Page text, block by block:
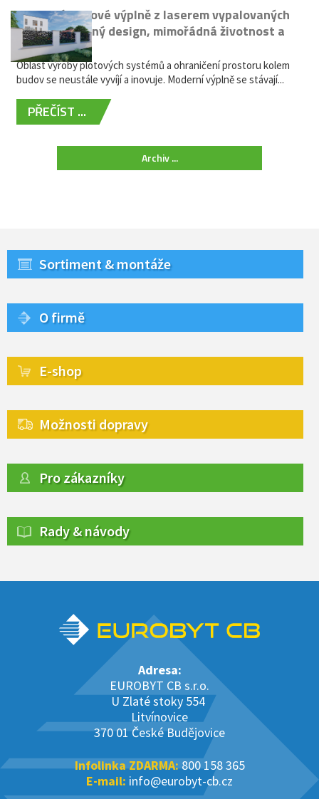
Moderní plotové výplně z laserem vypalovaných
kovů: výjimečný design, mimořádná životnost a
žádná údržba
Oblast výroby plotových systémů a ohraničení prostoru kolem
budov se neustále vyvíjí a inovuje. Moderní výplně se stávají...
PŘEČÍST ...
Archiv ...
Sortiment & montáže
O firmě
E-shop
Možnosti dopravy
Pro zákazníky
Rady & návody
Adresa:
EUROBYT CB s.r.o.
U Zlaté stoky 554
Litvínovice
370 01 České Budějovice
Infolinka ZDARMA:800 158 365
E-mail: info@eurobyt-cb.cz